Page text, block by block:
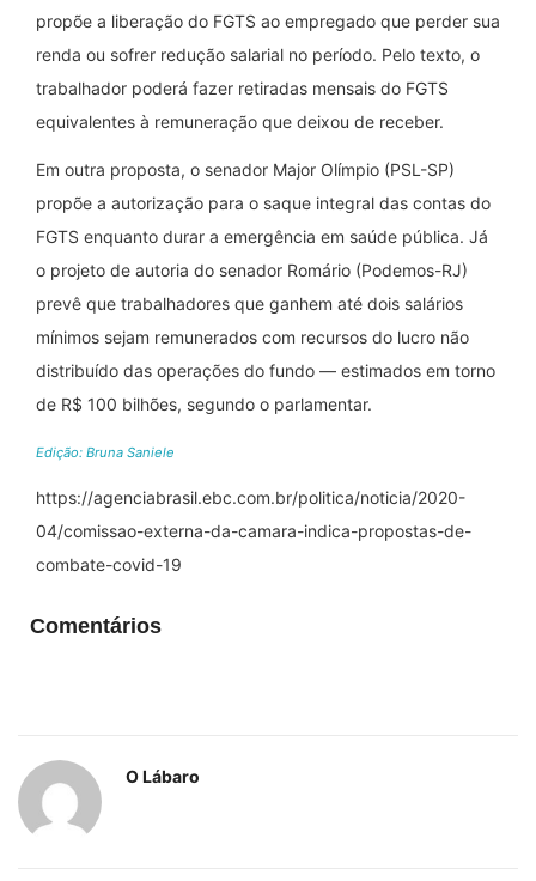
propõe a liberação do FGTS ao empregado que perder sua
renda ou sofrer redução salarial no período. Pelo texto, o
trabalhador poderá fazer retiradas mensais do FGTS
equivalentes à remuneração que deixou de receber.
Em outra proposta, o senador Major Olímpio (PSL-SP)
propõe a autorização para o saque integral das contas do
FGTS enquanto durar a emergência em saúde pública. Já
o projeto de autoria do senador Romário (Podemos-RJ)
prevê que trabalhadores que ganhem até dois salários
mínimos sejam remunerados com recursos do lucro não
distribuído das operações do fundo — estimados em torno
de R$ 100 bilhões, segundo o parlamentar.
Edição: Bruna Saniele
https://agenciabrasil.ebc.com.br/politica/noticia/2020-
04/comissao-externa-da-camara-indica-propostas-de-
combate-covid-19
Comentários
O Lábaro